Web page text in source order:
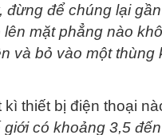
đừng để chúng lại
mặt phẳng nào
và bỏ vào một thùng
thiết bị điện thoại
giới có khoảng 3,5